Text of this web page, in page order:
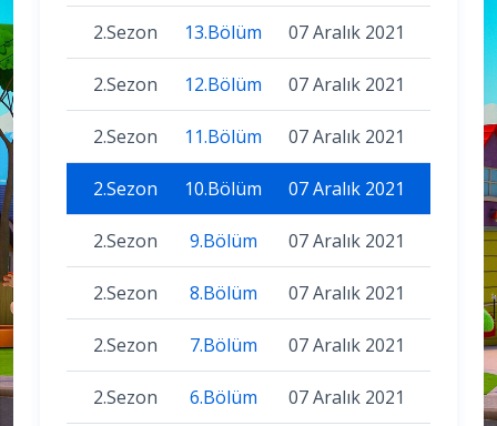
2.Sezon 13.Bölüm 07 Aralık 2021
2.Sezon 12.Bölüm 07 Aralık 2021
2.Sezon 11.Bölüm 07 Aralık 2021
2.Sezon 10.Bölüm 07 Aralık 2021
2.Sezon 9.Bölüm 07 Aralık 2021
2.Sezon 8.Bölüm 07 Aralık 2021
2.Sezon 7.Bölüm 07 Aralık 2021
2.Sezon 6.Bölüm 07 Aralık 2021